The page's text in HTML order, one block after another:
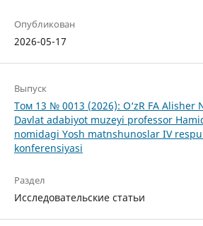
Опубликован
2026-05-17
Выпуск
Том 13 № 0013 (2026): O‘zR FA Alisher
Davlat adabiyot muzeyi professor
nomidagi Yosh matnshunoslar IV
konferensiyasi
Раздел
Исследовательские статьи